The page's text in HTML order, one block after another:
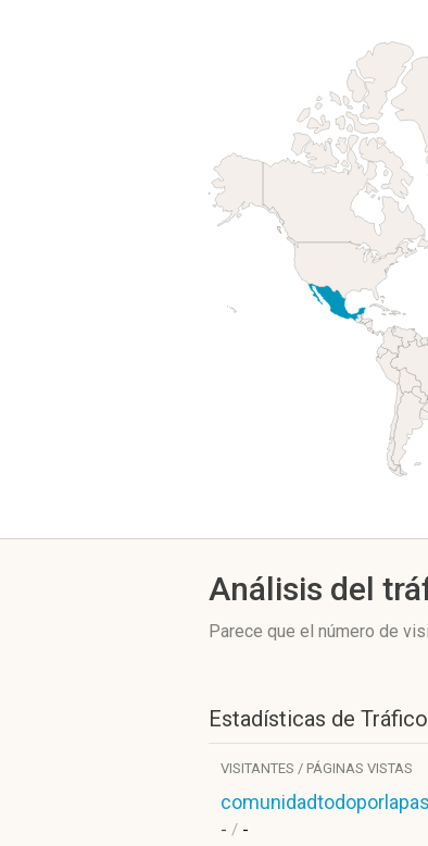
Análisis del
Parece que el número de
Estadísticas de
VISITANTES / PÁGINAS VISTAS
- / -